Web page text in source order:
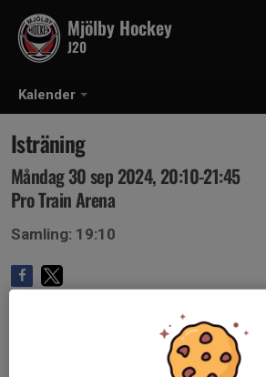
Kalender
Mjölby Hockey
J20
Isträning
Måndag 30 sep 2024, 20:10-21:45
Pro Train Arena
Samling: 19:10